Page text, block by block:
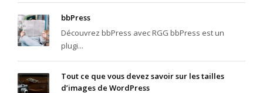
bbPress
Découvrez bbPress avec RGG bbPress est un
plugi...
Tout ce que vous devez savoir sur les tailles
d’images de WordPress